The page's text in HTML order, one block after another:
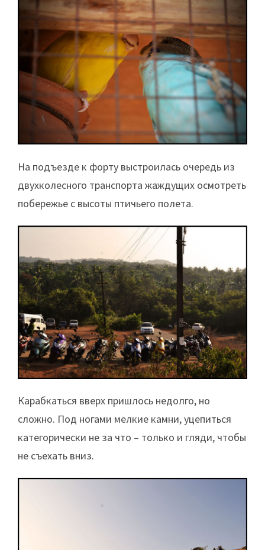
На подъезде к форту выстроилась очередь из
двухколесного транспорта жаждущих осмотреть
побережье с высоты птичьего полета.
Карабкаться вверх пришлось недолго, но
сложно. Под ногами мелкие камни, уцепиться
категорически не за что – только и гляди, чтобы
не съехать вниз.